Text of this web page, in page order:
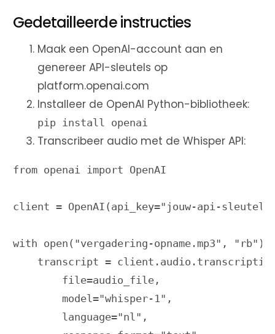
Gedetailleerde instructies
Maak een OpenAI-account aan en
genereer API-sleutels op
platform.openai.com
Installeer de OpenAI Python-bibliotheek:
pip install openai
Transcribeer audio met de Whisper API:
from openai import OpenAI
client = OpenAI(api_key="jouw-api-
with open("vergadering-opname.mp3",
transcript =
        file=audio_file,
        model="whisper-1",
        language="nl",